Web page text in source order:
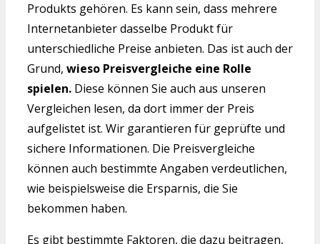
Produkts gehören. Es kann sein, dass mehrere
Internetanbieter dasselbe Produkt für
unterschiedliche Preise anbieten. Das ist auch der
Grund, wieso Preisvergleiche eine Rolle
spielen. Diese können Sie auch aus unseren
Vergleichen lesen, da dort immer der Preis
aufgelistet ist. Wir garantieren für geprüfte und
sichere Informationen. Die Preisvergleiche
können auch bestimmte Angaben verdeutlichen,
wie beispielsweise die Ersparnis, die Sie
bekommen haben.
Es gibt bestimmte Faktoren, die dazu beitragen,